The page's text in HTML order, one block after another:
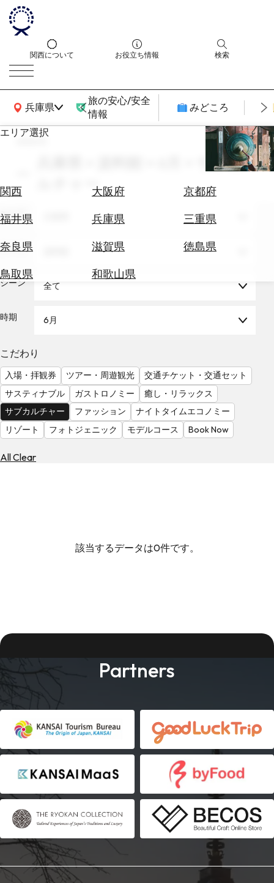
関西について お役立ち情報 検索
兵庫県
関西広域MAP
旅の安心/安全
情報
みどころ
エリア選択
関西 大阪府
京都府
福井県
兵庫県
三重県
奈良県
滋賀県
徳島県
鳥取県
和歌山県
エ
券
テ
を
る
気
を
見
る
search
兵庫県 × 資料館 × 6月 × サブカ
ルチャー
エリア
テーマ
シーン 全て
時期 6月
こだわり
入場・拝観券 ツアー・周遊観光
交通チケット・交通セット
サスティナブル
ガストロノミー
癒し・リラックス
サブカルチャー
ファッション
ナイトタイムエコノミー
リゾート
フォトジェニック モデルコース Book Now
All Clear
該当するデータは0件です。
Partners